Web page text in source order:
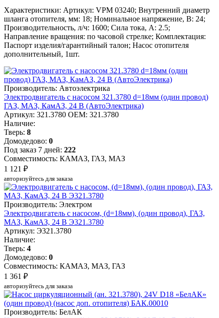
Характеристики: Артикул: VPM 03240; Внутренний диаметр
шланга отопителя, мм: 18; Номинальное напряжение, В: 24;
Производительность, л/ч: 1600; Сила тока, А: 2.5;
Направление вращения: по часовой стрелке; Комплектация:
Паспорт изделия/гарантийный талон; Насос отопителя
дополнительный, 1шт.
Производитель: Автоэлектрика
Электродвигатель с насосом 321.3780 d=18мм (один провод)
ГАЗ, МАЗ, КамАЗ, 24 В (АвтоЭлектрика)
Артикул: 321.3780 OEM: 321.3780
Наличие:
Тверь: 8
Домодедово: 0
Под заказ 7 дней: 222
Совместимость: КАМАЗ, ГАЗ, МАЗ
1 121 ₽
авторизуйтесь для заказа
Производитель: Электром
Электродвигатель с насосом, (d=18мм), (один провод), ГАЗ,
МАЗ, КамАЗ, 24 В Э321.3780
Артикул: Э321.3780
Наличие:
Тверь: 4
Домодедово: 0
Совместимость: КАМАЗ, МАЗ, ГАЗ
1 361 ₽
авторизуйтесь для заказа
Производитель: БелАК